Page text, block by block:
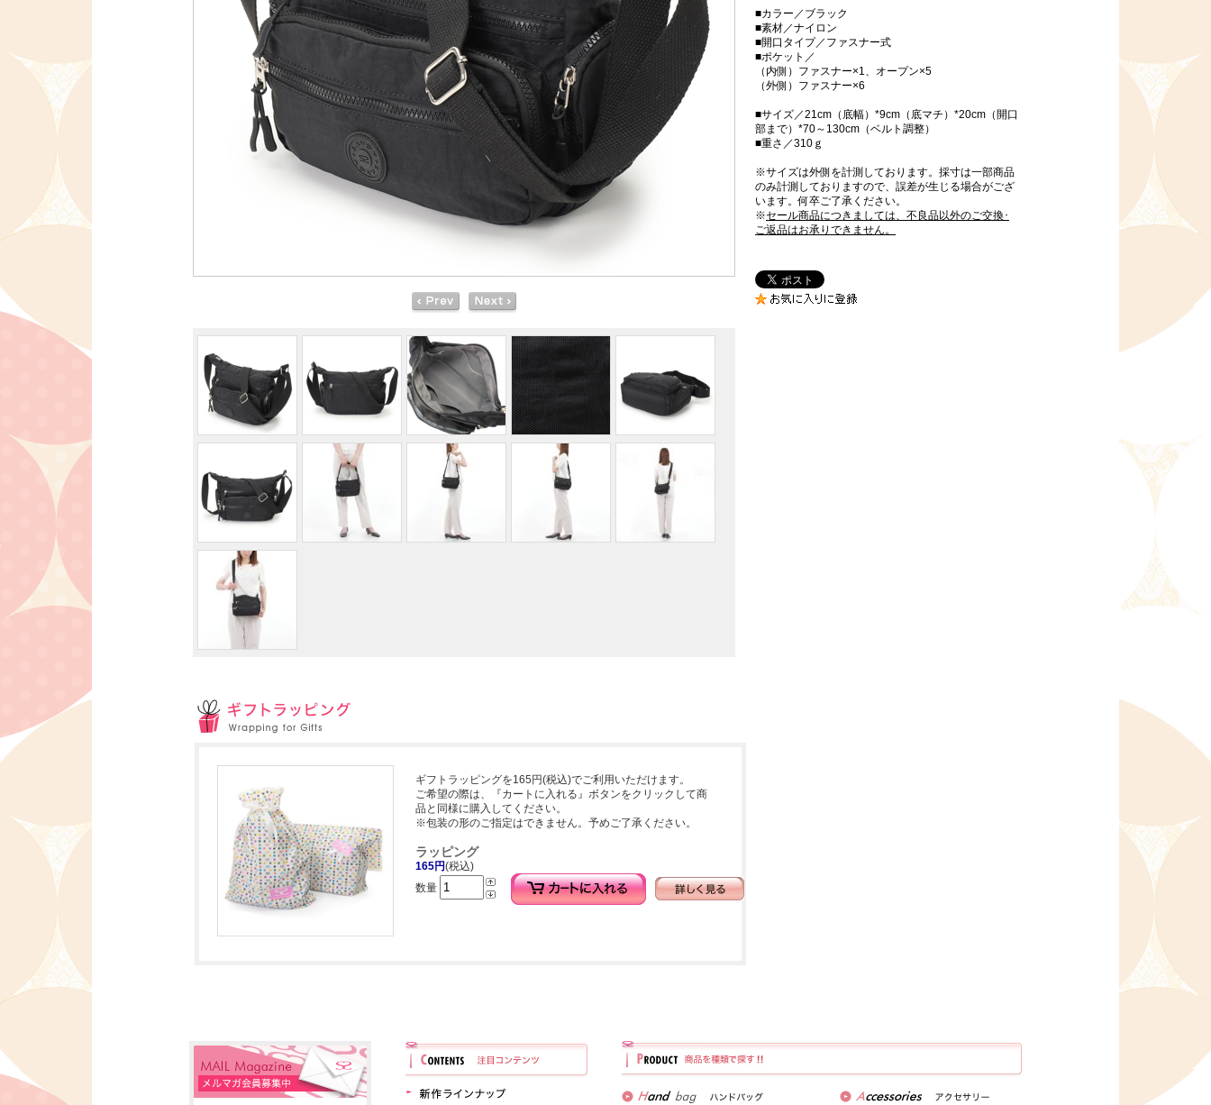
■カラー／ブラック
■素材／ナイロン
■開口タイプ／ファスナー式
■ポケット／
（内側）ファスナー×1、オープン×5
（外側）ファスナー×6
■サイズ／21cm（底幅）*9cm（底マチ）*20cm（開口
部まで）*70～130cm（ベルト調整）
■重さ／310ｇ
※サイズは外側を計測しております。採寸は一部商品
のみ計測しておりますので、誤差が生じる場合がござ
います。何卒ご了承ください。
※セール商品につきましては、不良品以外のご交換･
ご返品はお承りできません。
ギフトラッピングを165円(税込)でご利用いただけます。
ご希望の際は、『カートに入れる』ボタンをクリックして商
品と同様に購入してください。
※包装の形のご指定はできません。予めご了承ください。
ラッピング
165円(税込)
数量